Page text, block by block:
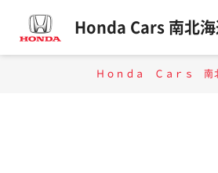
Honda Cars 南北海
Ｈｏｎｄａ Ｃａｒｓ 南